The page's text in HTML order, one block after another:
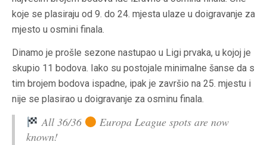
koje se plasiraju od 9. do 24. mjesta ulaze u doigravanje za
mjesto u osmini finala.
Dinamo je prošle sezone nastupao u Ligi prvaka, u kojoj je
skupio 11 bodova. Iako su postojale minimalne šanse da s
tim brojem bodova ispadne, ipak je završio na 25. mjestu i
nije se plasirao u doigravanje za osminu finala.
All 36/36
Europa League spots are now
known!